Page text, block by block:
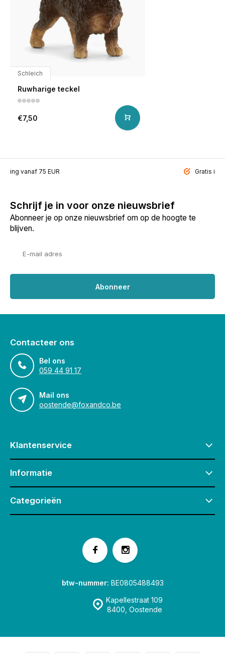
Schleich
Ruwharige teckel
€7,50
vanaf 75 EUR Gratis
Schrijf je in voor onze nieuwsbrief
Abonneer je op onze nieuwsbrief om op de hoogte te
blijven.
Abonneer
Contacteer ons
Bel ons
059 44 91 17
Mail ons
oostende@foxandco.be
Klantenservice
Informatie
Categorieën
Kapellestraat 109
8400, Oostende
btw-nummer: BE0805488493